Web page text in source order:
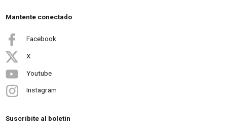
Mantente conectado
Facebook
X
Youtube
Instagram
Suscribite al boletín